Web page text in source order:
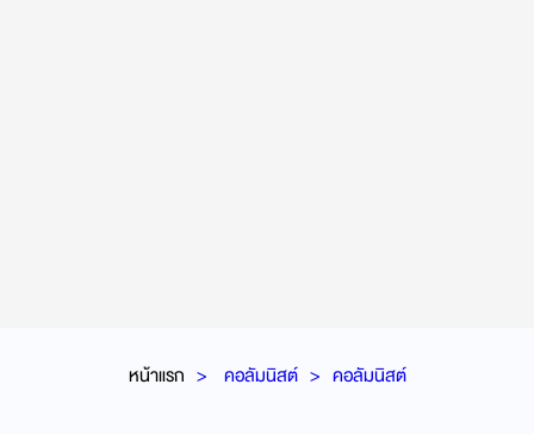
หน้าแรก คอลัมนิสต์ คอลัมนิสต์